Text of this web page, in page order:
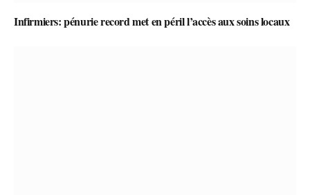
Infirmiers: pénurie record met en péril l’accès aux soins locaux